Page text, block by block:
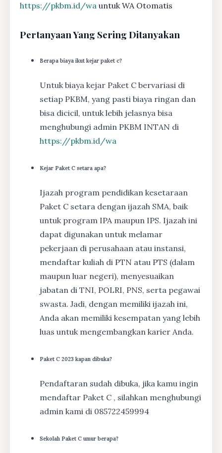
https://pkbm.id/wa untuk WA Otomatis
Pertanyaan Yang Sering Ditanyakan
Berapa biaya ikut kejar paket c?
Untuk biaya kejar Paket C bervariasi di
setiap PKBM, yang pasti biaya ringan dan
bisa dicicil, untuk lebih jelasnya bisa
menghubungi admin PKBM INTAN di
https://pkbm.id/wa
Kejar Paket C setara apa?
Ijazah program pendidikan kesetaraan
Paket C setara dengan ijazah SMA, baik
untuk program IPA maupun IPS. Ijazah ini
dapat digunakan untuk melamar
pekerjaan di perusahaan atau instansi,
mendaftar kuliah di PTN atau PTS (dalam
maupun luar negeri), menyesuaikan
jabatan di TNI, POLRI, PNS, serta pegawai
swasta. Jadi, dengan memiliki ijazah ini,
Anda akan memiliki kesempatan yang lebih
luas untuk mengembangkan karier Anda.
Paket C 2023 kapan dibuka?
Pendaftaran sudah dibuka, jika kamu ingin
mendaftar Paket C , silahkan menghubungi
admin kami di 085722459994
Sekolah Paket C umur berapa?